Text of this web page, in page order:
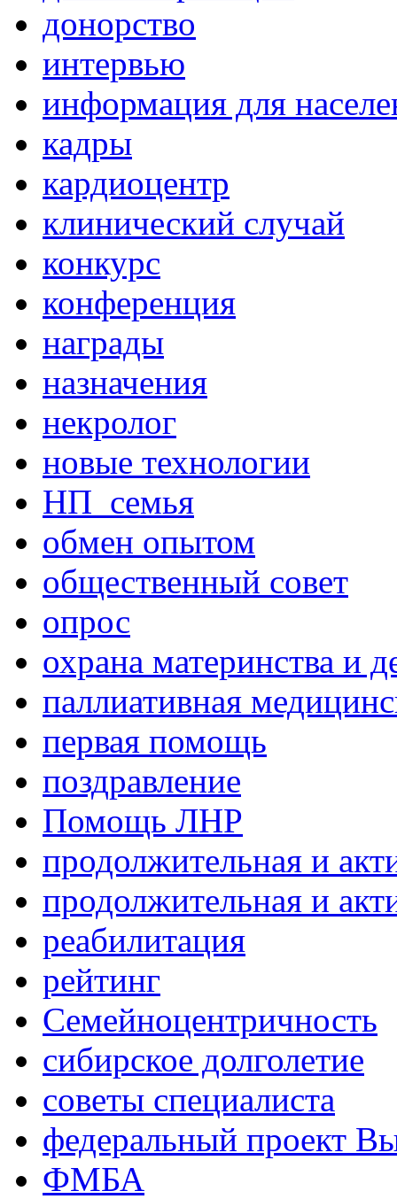
донорство
интервью
информация для
кадры
кардиоцентр
клинический случай
конкурс
конференция
награды
назначения
некролог
новые технологии
НП_семья
обмен опытом
общественный совет
опрос
охрана материнства и
паллиативная
первая помощь
поздравление
Помощь ЛНР
продолжительная и
продолжительная и
реабилитация
рейтинг
Семейноцентричность
сибирское долголетие
советы специалиста
федеральный проект
ФМБА